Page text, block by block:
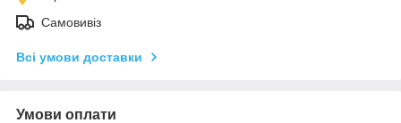
Самовивіз
Всі умови доставки
Умови оплати